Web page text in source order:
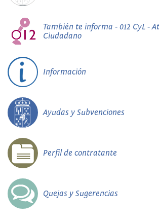
También te informa - 012 CyL -
Ciudadano
Información
Ayudas y Subvenciones
Perfil de contratante
Quejas y Sugerencias